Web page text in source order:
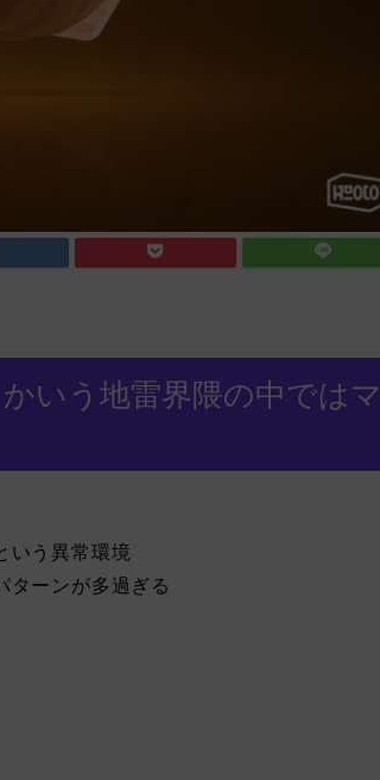
いう地雷界隈の中ではマ
いう異常環境
ターンが多過ぎる